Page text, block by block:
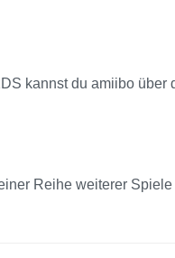
kannst du amiibo
Reihe weiterer